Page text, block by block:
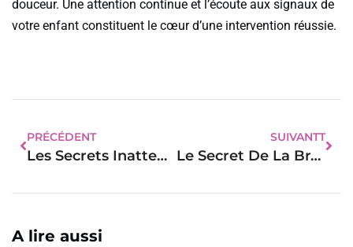
douceur. Une attention continue et l’écoute aux signaux de
votre enfant constituent le cœur d’une intervention réussie.
PRÉCÉDENT
Les Secrets Inattendus Pour Apaiser Bébé Et Retrouver Des Nuits Sereines
SUIVANTT
Le Secret De La Brasse Végétale : Une Révolution Douce Pour Votre Bébé
A lire aussi